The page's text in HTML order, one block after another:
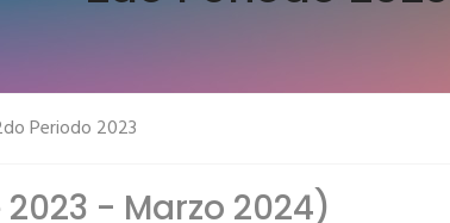
Periodo 2023
- Marzo 2024)